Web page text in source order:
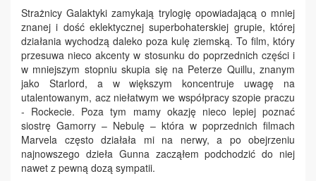
Strażnicy Galaktyki zamykają trylogię opowiadającą o mniej
znanej i dość eklektycznej superbohaterskiej grupie, której
działania wychodzą daleko poza kulę ziemską. To film, który
przesuwa nieco akcenty w stosunku do poprzednich części i
w mniejszym stopniu skupia się na Peterze Quillu, znanym
jako Starlord, a w większym koncentruje uwagę na
utalentowanym, acz niełatwym we współpracy szopie praczu
- Rockecie. Poza tym mamy okazję nieco lepiej poznać
siostrę Gamorry – Nebulę – która w poprzednich filmach
Marvela często działała mi na nerwy, a po obejrzeniu
najnowszego dzieła Gunna zacząłem podchodzić do niej
nawet z pewną dozą sympatii.